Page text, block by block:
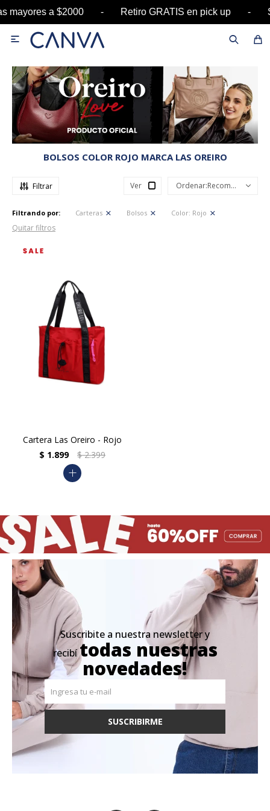
mayores a $2000 - Retiro GRATIS en pick up

BOLSOS COLOR ROJO MARCA LAS OREIRO
Ver Recomendados
Filtrando por: Carteras Bolsos Color: Rojo
Quitar filtros
Cartera Las Oreiro - Rojo
$ 1.899 $ 2.399
add
Suscribite a nuestra newsletter y
recibítodas nuestras
novedades!
SUSCRIBIRME